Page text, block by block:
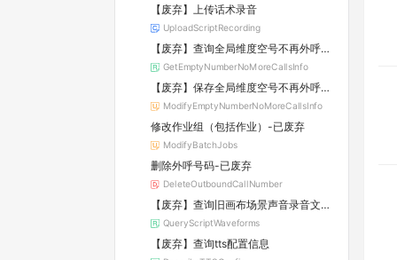
【废弃】上传话术录音
UploadScriptRecording
【废弃】查询全局维度空号不再外呼功能开关
GetEmptyNumberNoMoreCallsInfo
【废弃】保存全局维度空号不再外呼功能开关
ModifyEmptyNumberNoMoreCallsInfo
修改作业组（包括作业）-已废弃
ModifyBatchJobs
删除外呼号码-已废弃
DeleteOutboundCallNumber
【废弃】查询旧画布场景声音录音文件列表
QueryScriptWaveforms
【废弃】查询tts配置信息